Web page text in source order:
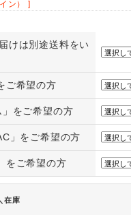
ン） ]
けは別途送料をい
ご希望の方
をご希望の方
」をご希望の方
をご希望の方
在庫